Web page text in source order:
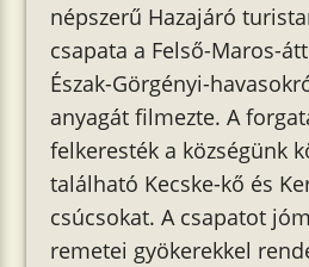
népszerű Hazajáró
csapata a Felső-Maros-
Észak-Görgényi-
anyagát filmezte. A
felkeresték a községünk
található Kecske-kő és
csúcsokat. A csapatot
remetei gyökerekkel